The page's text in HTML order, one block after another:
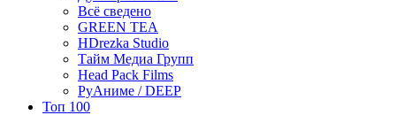
Всё сведено
GREEN TEA
HDrezka Studio
Тайм Медиа Групп
Head Pack Films
РуАниме / DEEP
Топ 100